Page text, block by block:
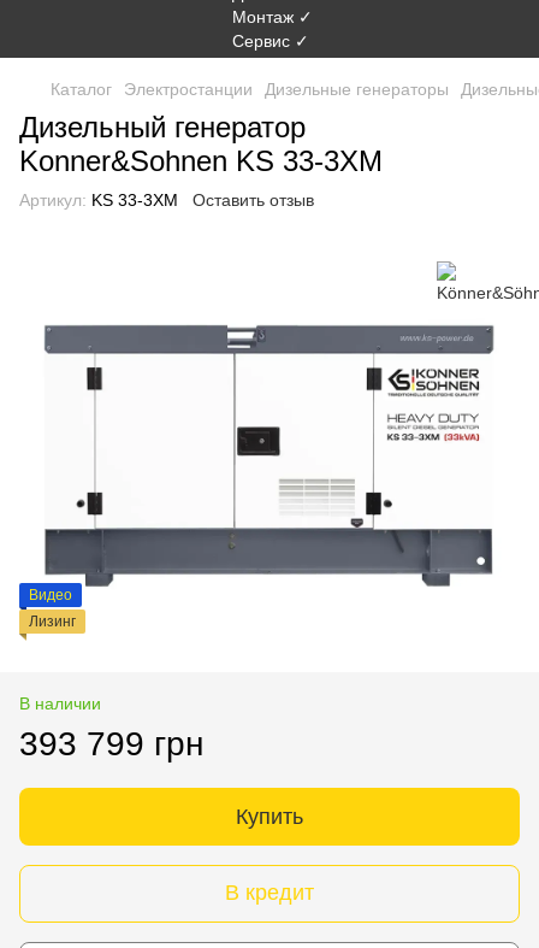
Каталог Электростанции Дизельные генераторы
Дизельный генератор
Konner&Sohnen KS 33-3XM
Артикул: KS 33-3XM Оставить отзыв
Видео
Лизинг
В наличии
393 799 грн
Купить
В кредит